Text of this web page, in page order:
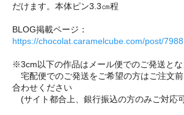
だけます。本体ピン3.3㎝程
BLOG掲載ページ：
https://chocolat.caramelcube.com/post/
※3cm以下の作品はメール便でのご発送とな
宅配便でのご発送をご希望の方はご注文
合わせください
(サイト都合上、銀行振込の方のみご対応